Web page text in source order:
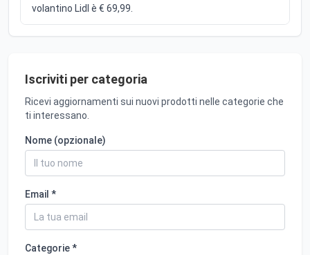
volantino Lidl è € 69,99.
Iscriviti per categoria
Ricevi aggiornamenti sui nuovi prodotti nelle categorie che
ti interessano.
Nome (opzionale)
Email *
Categorie *